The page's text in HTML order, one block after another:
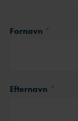
Fornavn *
Efternavn *